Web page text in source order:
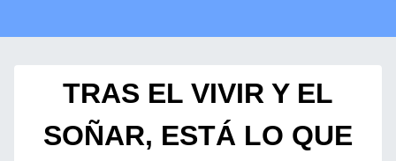
TRAS EL VIVIR Y EL
SOÑAR, ESTÁ LO QUE